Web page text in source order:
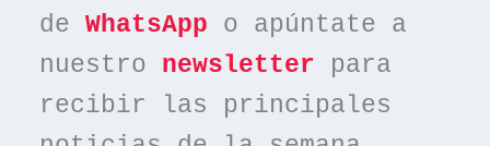
de WhatsApp o apúntate a
nuestro newsletter para
recibir las principales